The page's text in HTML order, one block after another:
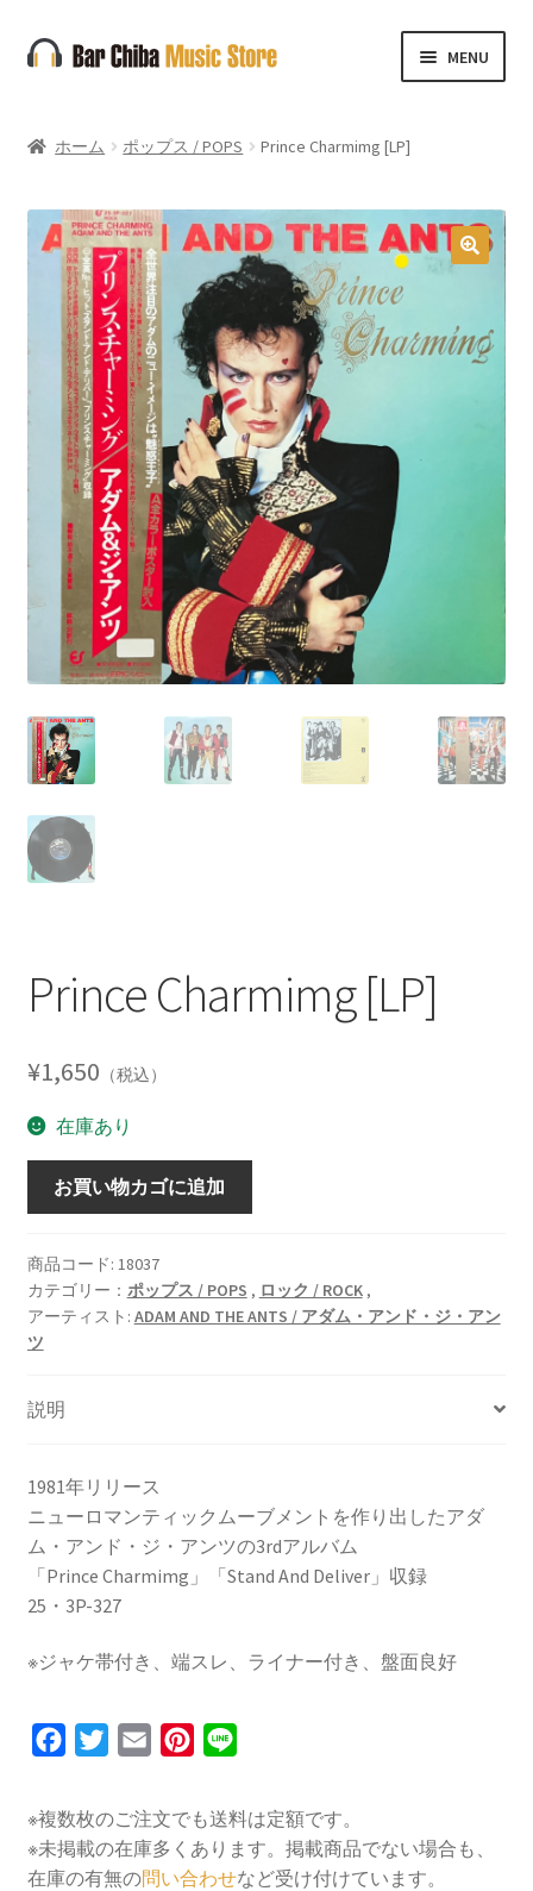
ナ
ビ
ー
へ
コ
ン
ン
キ
MENU
ホーム ポップス / POPS Prince Charmimg [LP]
Prince Charmimg [LP]
¥1,650 （税込）
在庫あり
Prince
Charmimg
個
お買い物カゴに追加
商品コード: 18037
カテゴリー： ポップス / POPS , ロック / ROCK,
アーティスト: ADAM AND THE ANTS / アダム・アンド・ジ・アン
ツ
説明
1981年リリース
ニューロマンティックムーブメントを作り出したアダ
ム・アンド・ジ・アンツの3rdアルバム
「Prince Charmimg」「Stand And Deliver」収録
25・3P-327
※ジャケ帯付き、端スレ、ライナー付き、盤面良好
c
e
b
t
t
a
i
l
n
t
e
n
e
※複数枚のご注文でも送料は定額です。
※未掲載の在庫多くあります。掲載商品でない場合も、
在庫の有無の問い合わせなど受け付けています。